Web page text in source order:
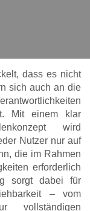
dass es nicht
sich auch an die
Mit einem klar
wird
Nutzer nur auf
die im Rahmen
erforderlich
sorgt dabei für
– vom
vollständigen